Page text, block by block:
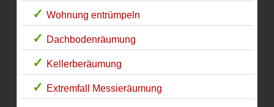
Wohnung entrümpeln
Dachbodenräumung
Kellerberäumung
Extremfall Messieräumung